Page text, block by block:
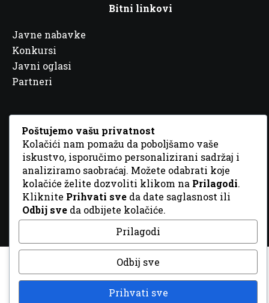
Bitni linkovi
Javne nabavke
Konkursi
Javni oglasi
Partneri
© 2026 Sva prava zadržana. DizajnGordonDM
Poštujemo vašu privatnost
Kolačići nam pomažu da poboljšamo vaše
iskustvo, isporučimo personalizirani sadržaj i
analiziramo saobraćaj. Možete odabrati koje
kolačiće želite dozvoliti klikom na Prilagodi.
Kliknite Prihvati sve da date saglasnost ili
Odbij sve da odbijete kolačiće.
Prilagodi
Odbij sve
Prihvati sve